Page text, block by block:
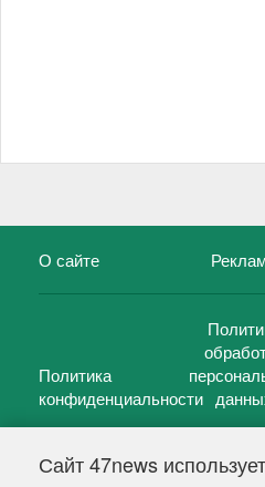
Сайт 47news
О сайте
Политика
конфиденциальности